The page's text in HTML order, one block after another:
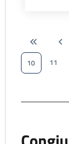
10
11